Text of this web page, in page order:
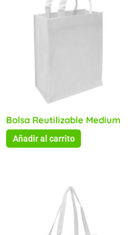
Bolsa Reutilizable Medium
Añadir al carrito